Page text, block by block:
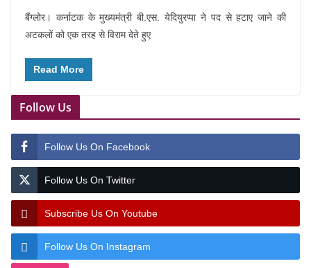
बैंग्लोर। कर्नाटक के मुख्यमंत्री बी.एस. येदियुरप्पा ने पद से हटाए जाने की
अटकलों को एक तरह से विराम देते हुए
Read More
Follow Us
Follow Us On Facebook
Follow Us On Twitter
Subscribe Us On Youtube
Follow Us On Instagram